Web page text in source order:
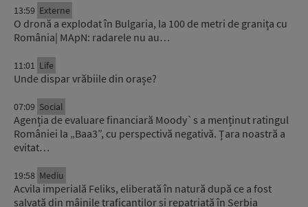
13:59 Externe
O dronă a explodat în Bulgaria, la 100 de metri de granița cu
România| MApN: radarele nu au…
11:01 Life
Unde dispar vrăbiile din orașe?
07:09 Social
Agenția de evaluare financiară Moody`s a menținut ratingul
României la „Baa3”, cu perspectivă negativă. Țara noastră a
evitat…
19:58 Mediu
Acvila imperială Feliks, eliberată în natură după ce a fost
salvată din mâinile traficanților și repatriată în Serbia